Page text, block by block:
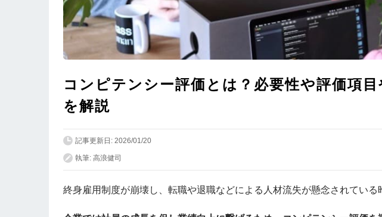
コンピテンシー評価とは？必要性や評価項目
を解説
記事更新日: 2026/01/20
執筆: 高浪健司
終身雇用制度が崩壊し、転職や退職などによる人材流失が懸念されている